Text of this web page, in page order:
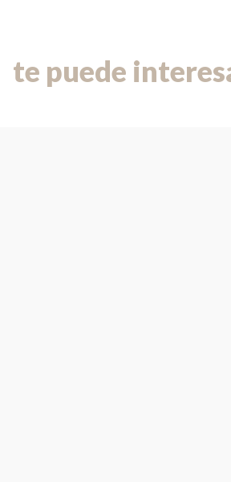
te puede